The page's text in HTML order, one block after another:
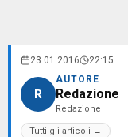
23.01.2016 22:15
R
AUTORE
Redazione
Redazione
Tutti gli articoli →